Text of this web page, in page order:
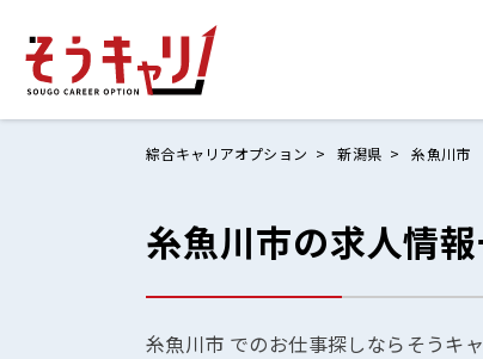
ホーム
お気に
綜合キャリアオプション 新潟県 糸魚川市
糸魚川市の求人情
糸魚川市 でのお仕事探しならそうキ